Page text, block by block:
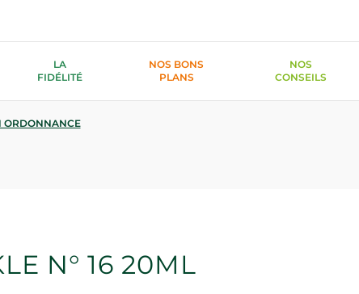
LA
FIDÉLITÉ
NOS BONS
PLANS
NOS
CONSEILS
ORDONNANCE
N° 16 20ML